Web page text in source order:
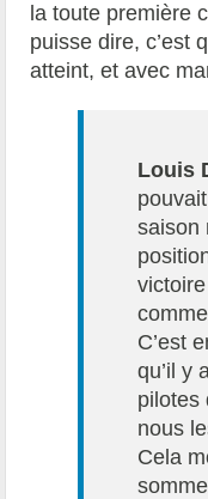
la toute première
puisse dire, c’est
atteint, et avec
Louis
saison
C’est
qu’il y
pilotes
nous
Cela